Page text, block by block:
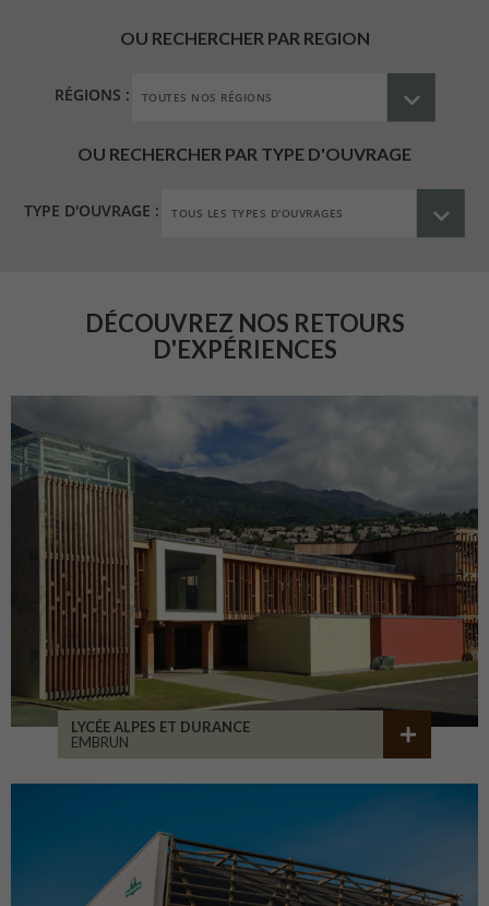
OU RECHERCHER PAR REGION
RÉGIONS :
OU RECHERCHER PAR TYPE D'OUVRAGE
TYPE D'OUVRAGE :
DÉCOUVREZ NOS RETOURS
D'EXPÉRIENCES
LYCÉE ALPES ET DURANCE
EMBRUN